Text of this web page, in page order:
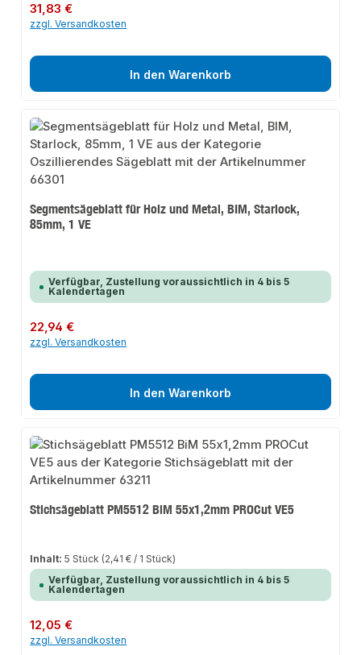
Regulärer Preis:
31,83 €
zzgl. Versandkosten
In den Warenkorb
Segmentsägeblatt für Holz und Metal, BIM, Starlock,
85mm, 1 VE
Verfügbar, Zustellung voraussichtlich in 4 bis 5
Kalendertagen
Regulärer Preis:
22,94 €
zzgl. Versandkosten
In den Warenkorb
Stichsägeblatt PM5512 BiM 55x1,2mm PROCut VE5
Inhalt:5 Stück (2,41 € / 1 Stück)
Verfügbar, Zustellung voraussichtlich in 4 bis 5
Kalendertagen
Regulärer Preis:
12,05 €
zzgl. Versandkosten